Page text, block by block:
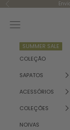
Saltar para o conteúdo
Anterior
Menu
SUMMER SALE
COLEÇÃO
SAPATOS
ACESSÓRIOS
COLEÇÕES
NOIVAS